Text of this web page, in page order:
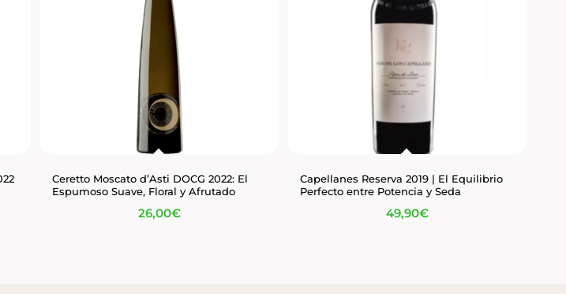
Ceretto Moscato d’Asti DOCG 2022: El
Espumoso Suave, Floral y Afrutado
26,00€
Capellanes Reserva 2019 | El Equilibrio
Perfecto entre Potencia y Seda
49,90€